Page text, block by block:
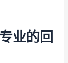
业的回